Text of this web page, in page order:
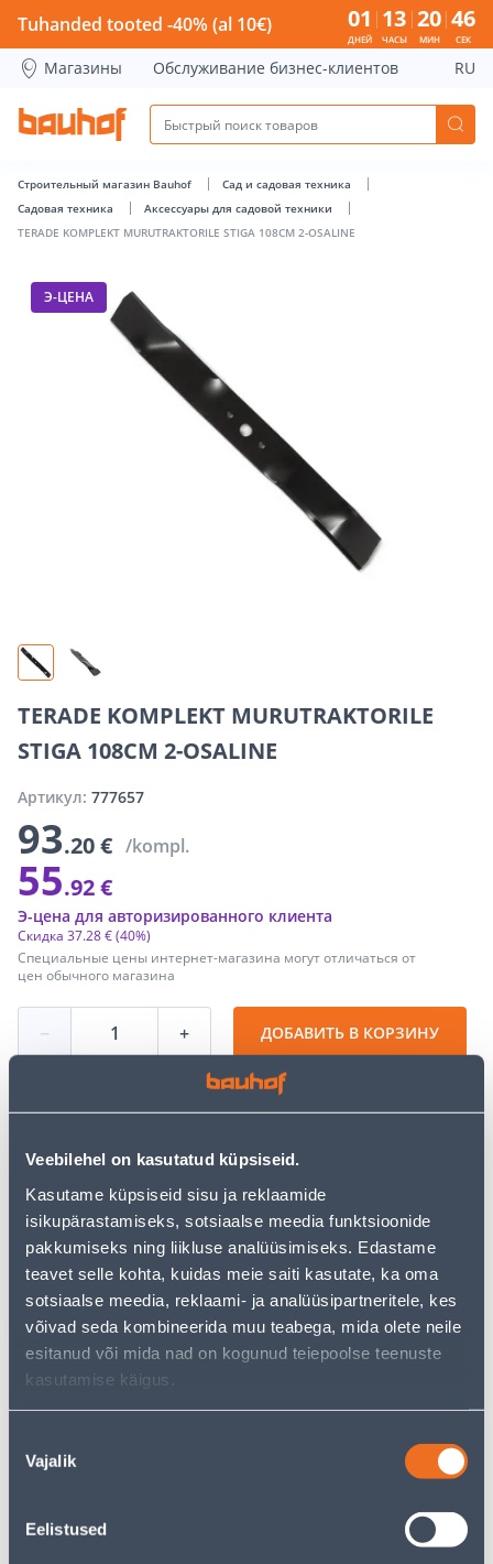
Veebilehel on kasutatud küpsiseid.
Kasutame küpsiseid sisu ja reklaamide
isikupärastamiseks, sotsiaalse meedia funktsioonide
pakkumiseks ning liikluse analüüsimiseks. Edastame
teavet selle kohta, kuidas meie saiti kasutate, ka oma
sotsiaalse meedia, reklaami- ja analüüsipartneritele, kes
võivad seda kombineerida muu teabega, mida olete neile
esitanud või mida nad on kogunud teiepoolse teenuste
kasutamise käigus.
valik
Vajalik
Eelistused
TERADE KOMPLEKT MURUTRAKTORILE STIGA 108CM 2-
Tuhanded tooted -40% (al 10€) 01
ДНЕЙ
13
ЧАСЫ
20
МИН
46
СЕК
Магазины Обслуживание бизнес-клиентов RU
Строительный магазин Bauhof
Сад и садовая техника
Садовая техника
Аксессуары для садовой техники
TERADE KOMPLEKT MURUTRAKTORILE STIGA 108CM 2-OSALINE
Э-ЦЕНА
TERADE KOMPLEKT MURUTRAKTORILE
STIGA 108CM 2-OSALINE
Артикул: 777657
93.20 € /kompl.
55.92 €
Специальные цены интернет-магазина могут отличаться от
цен обычного магазина
Скидка 37.28 €(40%)
Э-цена для авторизированного клиента
− + ДОБАВИТЬ В КОРЗИНУ
Посмотреть наличие
• Sobib murutraktoritele niidulaiusega 108 cm.
• Komplektis 2x tera pikkusega 490 mm.
• 14-päevane tagastusõigus
Калькулятор рассрочки
Депозит
15 .53 €